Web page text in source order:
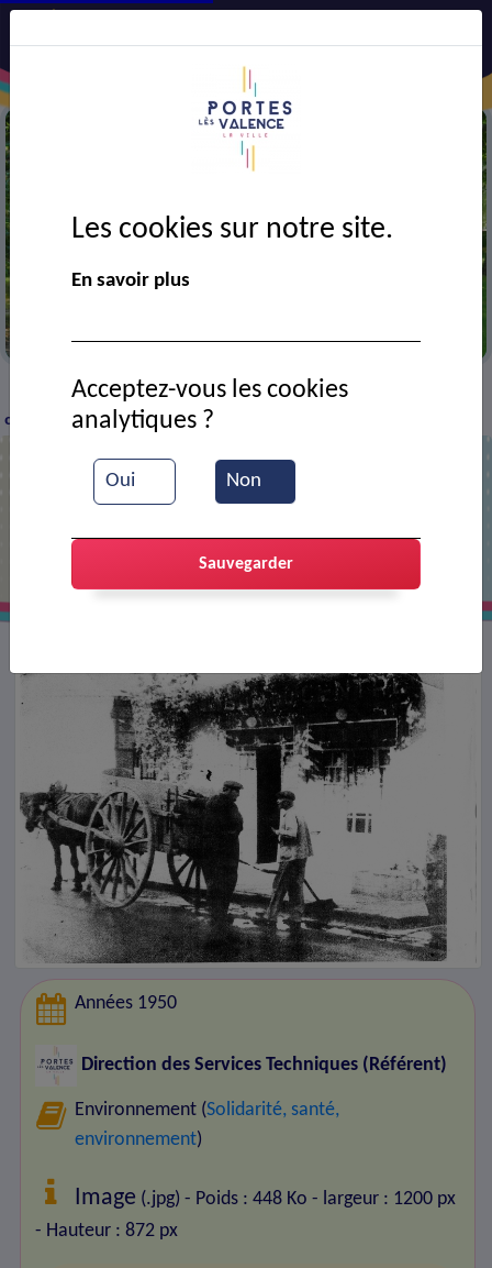
> VIE MUNICIPALE > Ressources documentaires
cantonnier Champays louis
Années 1950
Direction des Services Techniques (Référent)
Environnement (Solidarité, santé,
environnement)
Image (.jpg) - Poids : 448 Ko - largeur : 1200 px
- Hauteur : 872 px
Les cookies sur notre site.
En savoir plus
Oui Non
Acceptez-vous les cookies
analytiques ?
Sauvegarder